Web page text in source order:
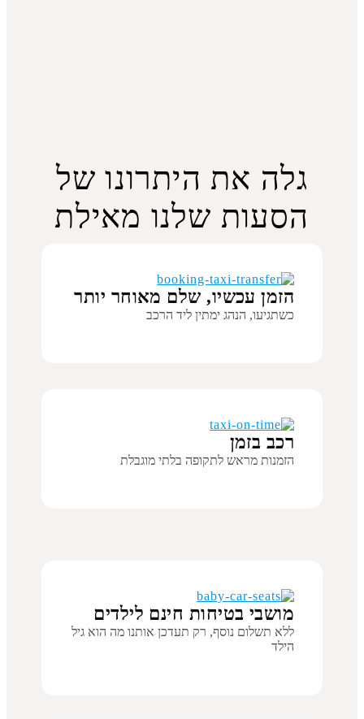
גלה את היתרונו של
הסעות שלנו מאילת
הזמן עכשיו, שלם מאוחר יותר
כשתגיעו, הנהג ימתין ליד הרכב
רכב בזמן
הזמנות מראש לתקופה בלתי מוגבלת
מושבי בטיחות חינם לילדים
ללא תשלום נוסף, רק תעדכן אותנו מה הוא גיל
הילד